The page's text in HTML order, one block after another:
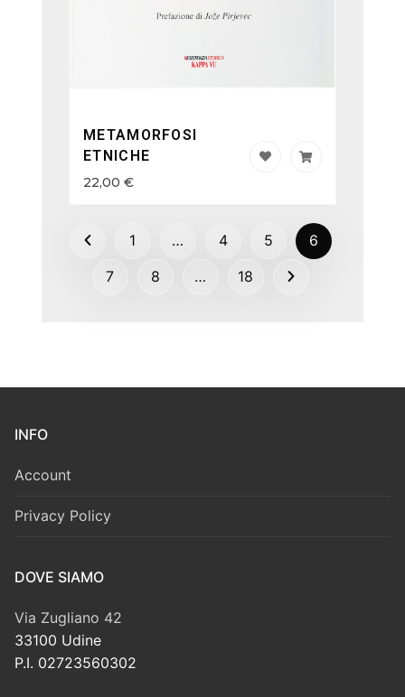
METAMORFOSI
ETNICHE
22,00 €
1 … 4 5
6
7
8 … 18
INFO
Account
Privacy Policy
DOVE SIAMO
Via Zugliano 42
33100 Udine
P.I. 02723560302